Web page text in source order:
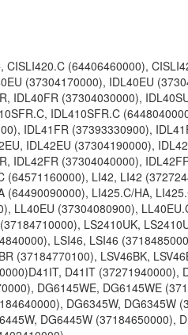
(64406460000),
(37304170000), IDL40EU
IDL40FR (37304030000),
IDL410SFR.C
IDL41FR (37393330900),
IDL42EU (37304190000),
IDL42FR (37304040000),
(64571160000), LI42, LI42
LI425.C/HA,
LL40EU (37304080900),
LS2410UK,
LSI46, LSI46
(37184770100), LSV46BK,
D41IT (37271940000),
DG6145WE, DG6145WE
DG6345W, DG6345W
DG6445W (37184650000),